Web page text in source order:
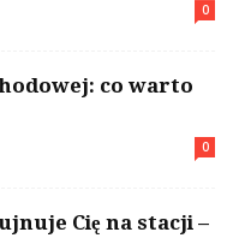
0
co warto
0
Cię na stacji –